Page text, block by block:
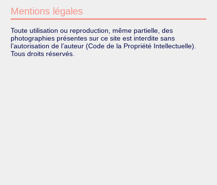
Mentions légales
Toute utilisation ou reproduction, même partielle, des
photographies présentes sur ce site est interdite sans
l’autorisation de l’auteur (Code de la Propriété Intellectuelle).
Tous droits réservés.